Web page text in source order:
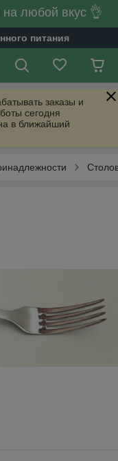
любой вкус 👌
питания
заказы и
сегодня
в ближайший